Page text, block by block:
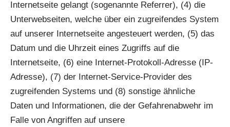
Internetseite gelangt (sogenannte Referrer), (4) die
Unterwebseiten, welche über ein zugreifendes System
auf unserer Internetseite angesteuert werden, (5) das
Datum und die Uhrzeit eines Zugriffs auf die
Internetseite, (6) eine Internet-Protokoll-Adresse (IP-
Adresse), (7) der Internet-Service-Provider des
zugreifenden Systems und (8) sonstige ähnliche
Daten und Informationen, die der Gefahrenabwehr im
Falle von Angriffen auf unsere